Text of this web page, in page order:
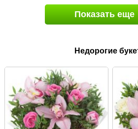
Показать еще
Недорогие